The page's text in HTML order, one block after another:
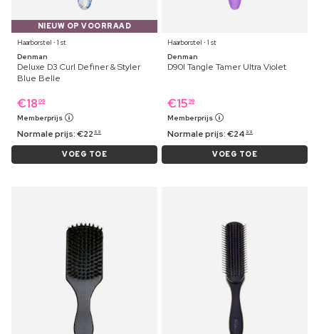
NIEUW OP VOORRAAD
Haarborstel ⋅ 1 st
Denman
Deluxe D3 Curl Definer & Styler
Blue Belle
€18 09
Memberprijs
Normale prijs:€22 69
VOEG TOE
Haarborstel ⋅ 1 st
Denman
D90l Tangle Tamer Ultra Violet
€15 99
Memberprijs
Normale prijs:€24 99
VOEG TOE